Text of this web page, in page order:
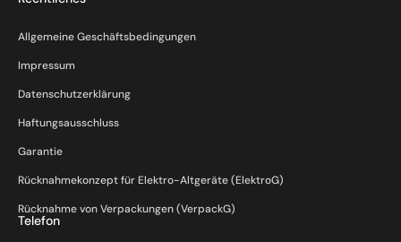
Allgemeine Geschäftsbedingungen
Impressum
Datenschutzerklärung
Haftungsausschluss
Garantie
Rücknahmekonzept für Elektro-Altgeräte (ElektroG)
Rücknahme von Verpackungen (VerpackG)
Telefon